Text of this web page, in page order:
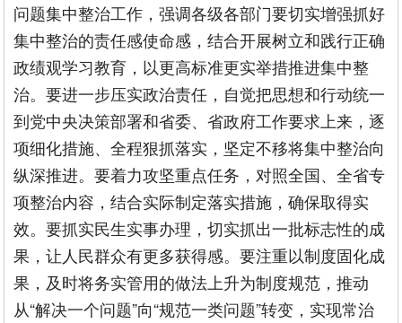
问题集中整治工作，强调各级各部门要切实增强抓好
集中整治的责任感使命感，结合开展树立和践行正确
政绩观学习教育，以更高标准更实举措推进集中整
治。要进一步压实政治责任，自觉把思想和行动统一
到党中央决策部署和省委、省政府工作要求上来，逐
项细化措施、全程狠抓落实，坚定不移将集中整治向
纵深推进。要着力攻坚重点任务，对照全国、全省专
项整治内容，结合实际制定落实措施，确保取得实
效。要抓实民生实事办理，切实抓出一批标志性的成
果，让人民群众有更多获得感。要注重以制度固化成
果，及时将务实管用的做法上升为制度规范，推动
从“解决一个问题”向“规范一类问题”转变，实现常治